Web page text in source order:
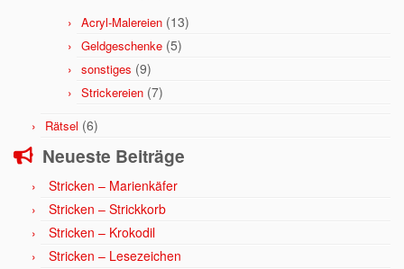
Acryl-Malereien (13)
Geldgeschenke (5)
sonstiges (9)
Strickereien (7)
Rätsel (6)
Neueste Beiträge
Stricken – Marienkäfer
Stricken – Strickkorb
Stricken – Krokodil
Stricken – Lesezeichen